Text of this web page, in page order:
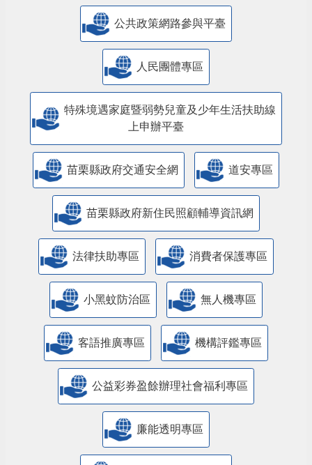
公共政策網路參與平臺
人民團體專區
特殊境遇家庭暨弱勢兒童及少年生活扶助線
上申辦平臺
苗栗縣政府交通安全網 道安專區
苗栗縣政府新住民照顧輔導資訊網
法律扶助專區 消費者保護專區
小黑蚊防治區 無人機專區
客語推廣專區 機構評鑑專區
公益彩券盈餘辦理社會福利專區
廉能透明專區